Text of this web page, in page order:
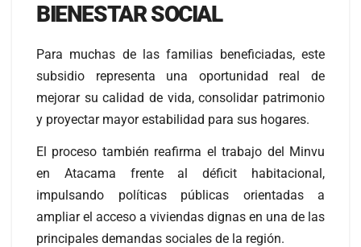
BIENESTAR SOCIAL
Para muchas de las familias beneficiadas, este
subsidio representa una oportunidad real de
mejorar su calidad de vida, consolidar patrimonio
y proyectar mayor estabilidad para sus hogares.
El proceso también reafirma el trabajo del Minvu
en Atacama frente al déficit habitacional,
impulsando políticas públicas orientadas a
ampliar el acceso a viviendas dignas en una de las
principales demandas sociales de la región.